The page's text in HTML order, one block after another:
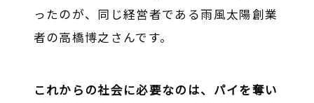
ったのが、同じ経営者である雨風太陽創業
者の高橋博之さんです。
これからの社会に必要なのは、パイを奪い